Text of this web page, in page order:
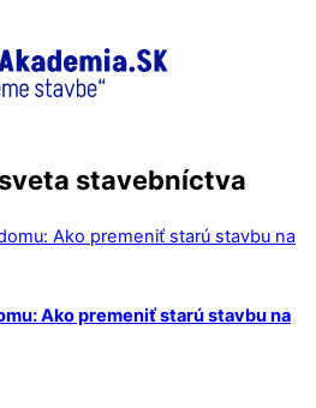
stavebníctva
Ako premeniť starú stavbu na